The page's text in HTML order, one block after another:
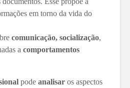
em torno da vida do
comunicação, socialização,
a comportamentos
pode analisar os aspectos